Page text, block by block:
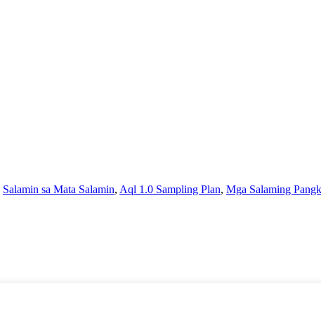
Salamin sa Mata Salamin, Aql 1.0 Sampling Plan, Mga Salaming